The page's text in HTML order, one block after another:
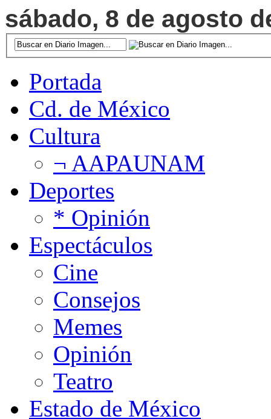
sábado, 8 de agosto
Portada
Cd. de México
Cultura
¬ AAPAUNAM
Deportes
* Opinión
Espectáculos
Cine
Consejos
Memes
Opinión
Teatro
Estado de México